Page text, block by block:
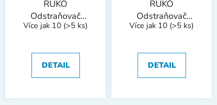
RUKO
Odstraňovač
otřepů E350
Více jak 10 (>5 ks)
DETAIL
RUKO
Odstraňovač
otřepů E600
Více jak 10 (>5 ks)
DETAIL